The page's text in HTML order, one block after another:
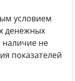
условием
денежных
наличие не
показателей